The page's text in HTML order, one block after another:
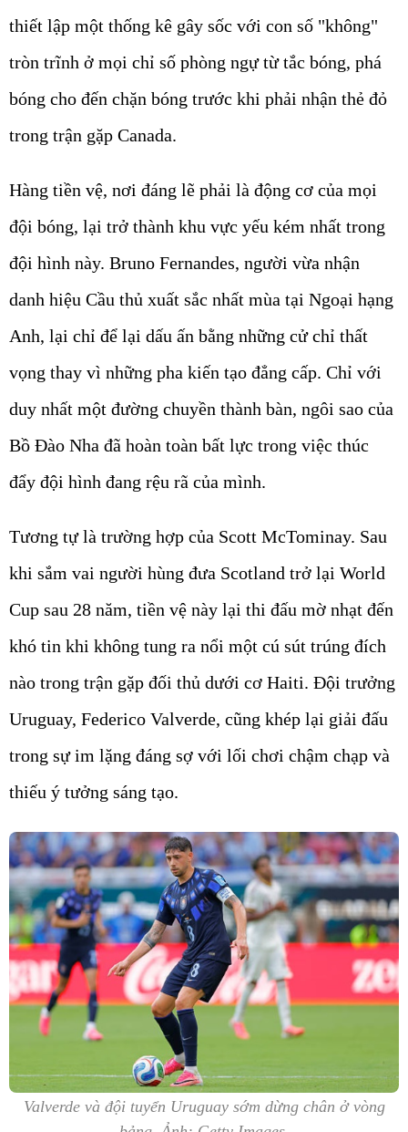
thiết lập một thống kê gây sốc với con số "không"
tròn trĩnh ở mọi chỉ số phòng ngự từ tắc bóng, phá
bóng cho đến chặn bóng trước khi phải nhận thẻ đỏ
trong trận gặp Canada.
Hàng tiền vệ, nơi đáng lẽ phải là động cơ của mọi
đội bóng, lại trở thành khu vực yếu kém nhất trong
đội hình này. Bruno Fernandes, người vừa nhận
danh hiệu Cầu thủ xuất sắc nhất mùa tại Ngoại hạng
Anh, lại chỉ để lại dấu ấn bằng những cử chỉ thất
vọng thay vì những pha kiến tạo đẳng cấp. Chỉ với
duy nhất một đường chuyền thành bàn, ngôi sao của
Bồ Đào Nha đã hoàn toàn bất lực trong việc thúc
đẩy đội hình đang rệu rã của mình.
Tương tự là trường hợp của Scott McTominay. Sau
khi sắm vai người hùng đưa Scotland trở lại World
Cup sau 28 năm, tiền vệ này lại thi đấu mờ nhạt đến
khó tin khi không tung ra nổi một cú sút trúng đích
nào trong trận gặp đối thủ dưới cơ Haiti. Đội trưởng
Uruguay, Federico Valverde, cũng khép lại giải đấu
trong sự im lặng đáng sợ với lối chơi chậm chạp và
thiếu ý tưởng sáng tạo.
Valverde và đội tuyển Uruguay sớm dừng chân ở vòng